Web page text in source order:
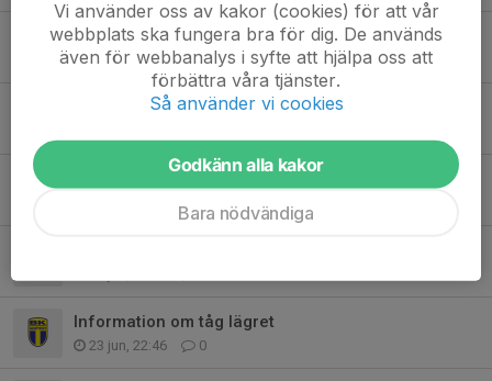
Träningsläger - Typ allt man behöver veta
28 jun, 21:17 1
Morgondagen
Åsa Cupen - Information
Information om tåg lägret
23 jun, 22:46 0
Vi använder oss av kakor (cookies) för att vår
webbplats ska fungera bra för dig. De används
även för webbanalys i syfte att hjälpa oss att
förbättra våra tjänster.
Så använder vi cookies
Godkänn alla kakor
Bara nödvändiga